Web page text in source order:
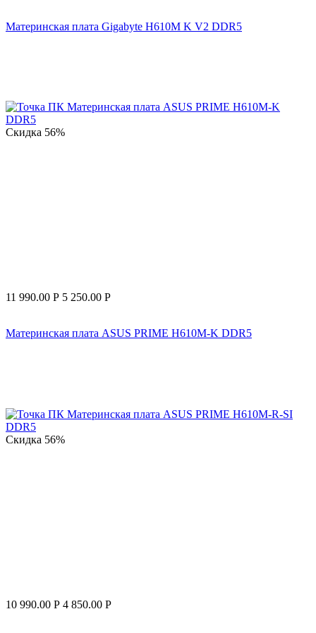
Материнская плата Gigabyte H610M K V2 DDR5
Скидка 56%
11 990.00 Р 5 250.00 Р
Материнская плата ASUS PRIME H610M-K DDR5
Скидка 56%
10 990.00 Р 4 850.00 Р